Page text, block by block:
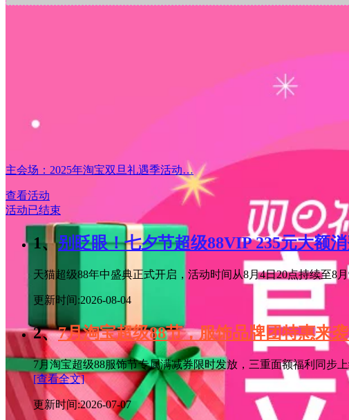
主会场：2025年淘宝双旦礼遇季活动…
查看活动
活动已结束
1、别眨眼！七夕节超级88VIP 235元大额
天猫超级88年中盛典正式开启，活动时间从8月4日20点持续至8
更新时间:2026-08-04
2、7月淘宝超级88节，服饰品牌团特惠来
7月淘宝超级88服饰节专属满减券限时发放，三重面额福利同步
[查看全文]
更新时间:2026-07-07